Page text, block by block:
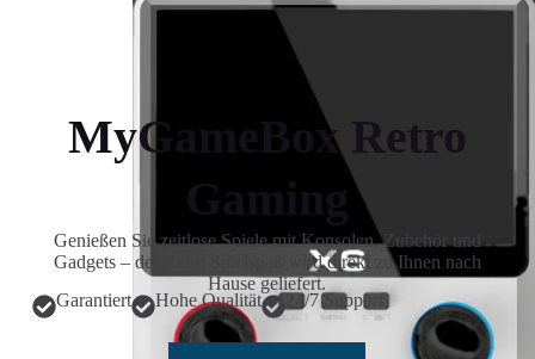
MyGameBox Retro
Genießen Sie zeitlose Spiele mit Konsolen, Zubehör und
Gadgets – der Retro Spielspaß wird direkt zu Ihnen nach
Hause geliefert.
Garantiert
Hohe Qualität 24/7 Support